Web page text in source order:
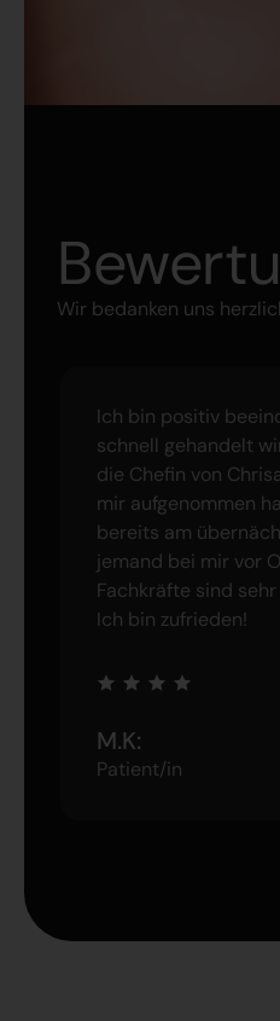
Wir bedanken uns
Ich bin positiv
schnell gehandelt
die Chefin von
mir aufgenommen
bereits am
jemand bei mir vor
Fachkräfte sind
Ich bin zufrieden!
M.K:
Patient/in